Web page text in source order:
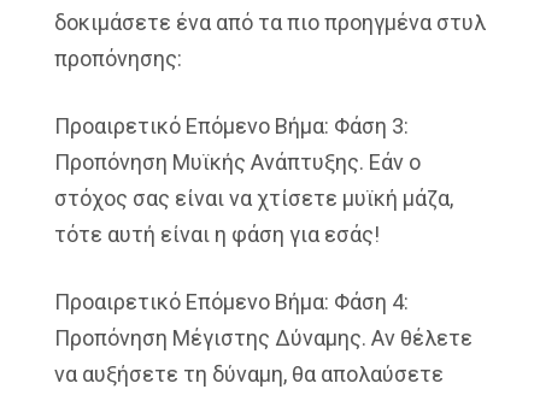
δοκιμάσετε ένα από τα πιο προηγμένα στυλ
προπόνησης:
Προαιρετικό Επόμενο Βήμα: Φάση 3:
Προπόνηση Μυϊκής Ανάπτυξης. Εάν ο
στόχος σας είναι να χτίσετε μυϊκή μάζα,
τότε αυτή είναι η φάση για εσάς!
Προαιρετικό Επόμενο Βήμα: Φάση 4:
Προπόνηση Μέγιστης Δύναμης. Αν θέλετε
να αυξήσετε τη δύναμη, θα απολαύσετε